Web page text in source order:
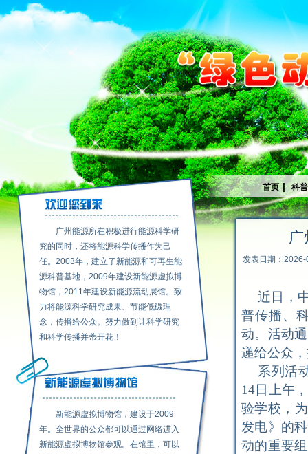
广州能源所在积极进行能源科学研
究的同时，还将能源科学传播作为己
任。2003年，建立了新能源和可再生能
源科普基地，2009年建设新能源虚拟博
物馆，2011年建设新能源流动展馆。致
力将能源科学研究成果、节能低碳理
念，传播给公众。努力做到让科学研究
和科学传播并蒂开花！
新能源虚拟博物馆，建设于2009
年。全世界的公众都可以通过网络进入
新能源虚拟博物馆参观。在馆里，可以
首页 | 科
发表日期：
近日，
普传播、
动。活动
递给公众
系列活
14日上午
验学校，
发电》的
动的重要